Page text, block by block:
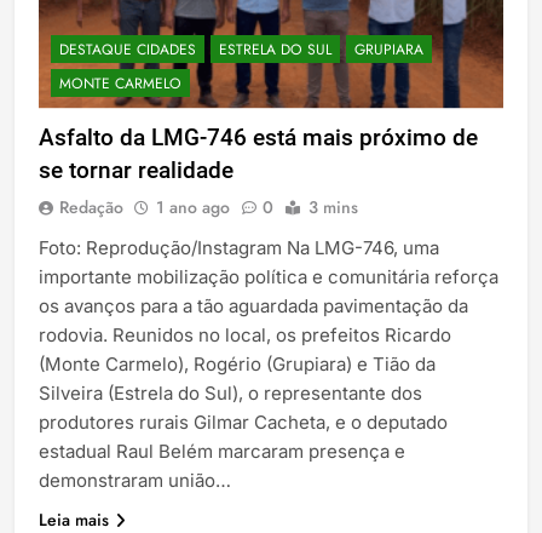
DESTAQUE CIDADES ESTRELA DO SUL
GRUPIARA
MONTE CARMELO
Asfalto da LMG-746 está mais próximo de
se tornar realidade
Redação 1 ano ago 0 3 mins
Foto: Reprodução/Instagram Na LMG-746, uma
importante mobilização política e comunitária reforça
os avanços para a tão aguardada pavimentação da
rodovia. Reunidos no local, os prefeitos Ricardo
(Monte Carmelo), Rogério (Grupiara) e Tião da
Silveira (Estrela do Sul), o representante dos
produtores rurais Gilmar Cacheta, e o deputado
estadual Raul Belém marcaram presença e
demonstraram união…
Leia mais